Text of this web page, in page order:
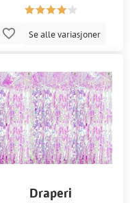
Se alle variasjoner
Draperi